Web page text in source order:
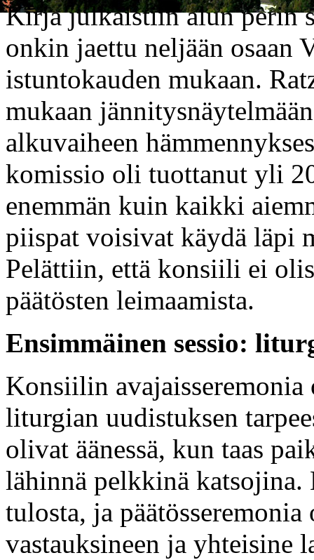
Kirja julkaistiin alun perin
onkin jaettu neljään osaan
istuntokauden mukaan.
mukaan
alkuvaiheen
komissio oli tuottanut yli
enemmän kuin kaikki
piispat voisivat käydä läpi
Pelättiin, että konsiili ei
päätösten leimaamista.
Ensimmäinen sessio:
Konsiilin
liturgian uudistuksen
olivat äänessä, kun taas
lähinnä pelkkinä katsojina.
tulosta, ja
vastauksineen ja yhteisine